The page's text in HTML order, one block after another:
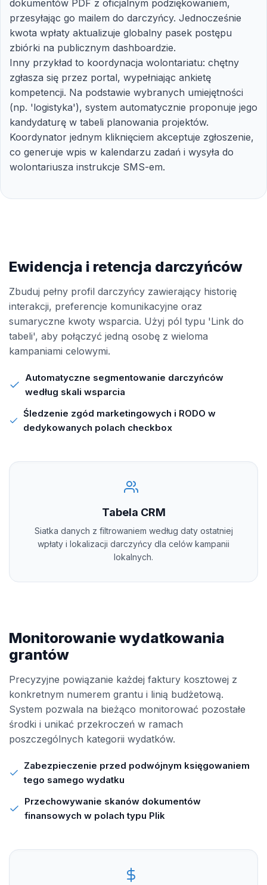
dokumentów PDF z oficjalnym podziękowaniem,
przesyłając go mailem do darczyńcy. Jednocześnie
kwota wpłaty aktualizuje globalny pasek postępu
zbiórki na publicznym dashboardzie.
Inny przykład to koordynacja wolontariatu: chętny
zgłasza się przez portal, wypełniając ankietę
kompetencji. Na podstawie wybranych umiejętności
(np. 'logistyka'), system automatycznie proponuje jego
kandydaturę w tabeli planowania projektów.
Koordynator jednym kliknięciem akceptuje zgłoszenie,
co generuje wpis w kalendarzu zadań i wysyła do
wolontariusza instrukcje SMS-em.
Ewidencja i retencja darczyńców
Zbuduj pełny profil darczyńcy zawierający historię
interakcji, preferencje komunikacyjne oraz
sumaryczne kwoty wsparcia. Użyj pól typu 'Link do
tabeli', aby połączyć jedną osobę z wieloma
kampaniami celowymi.
Automatyczne segmentowanie darczyńców
według skali wsparcia
Śledzenie zgód marketingowych i RODO w
dedykowanych polach checkbox
Tabela CRM
Siatka danych z filtrowaniem według daty ostatniej
wpłaty i lokalizacji darczyńcy dla celów kampanii
lokalnych.
Monitorowanie wydatkowania
grantów
Precyzyjne powiązanie każdej faktury kosztowej z
konkretnym numerem grantu i linią budżetową.
System pozwala na bieżąco monitorować pozostałe
środki i unikać przekroczeń w ramach
poszczególnych kategorii wydatków.
Zabezpieczenie przed podwójnym księgowaniem
tego samego wydatku
Przechowywanie skanów dokumentów
finansowych w polach typu Plik